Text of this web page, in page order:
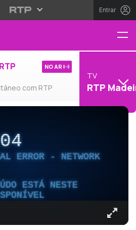
Entrar
com RTP
NO AR
TV
RTP
ERROR - NETWORK
ESTÁ NESTE